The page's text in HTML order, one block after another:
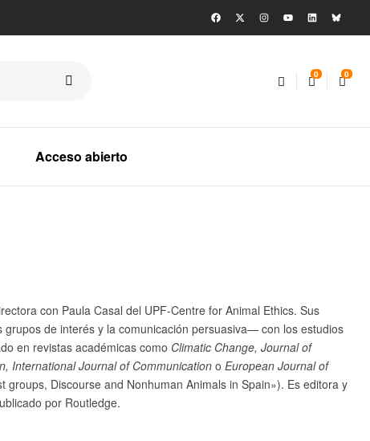
0 0
Acceso abierto
con Paula Casal del UPF-Centre for Animal Ethics. Sus
de interés y la comunicación persuasiva— con los estudios
en revistas académicas como Climatic Change, Journal of
International Journal of Communication o European Journal of
Discourse and Nonhuman Animals in Spain»). Es editora y
por Routledge.